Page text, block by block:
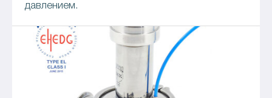
давлением.